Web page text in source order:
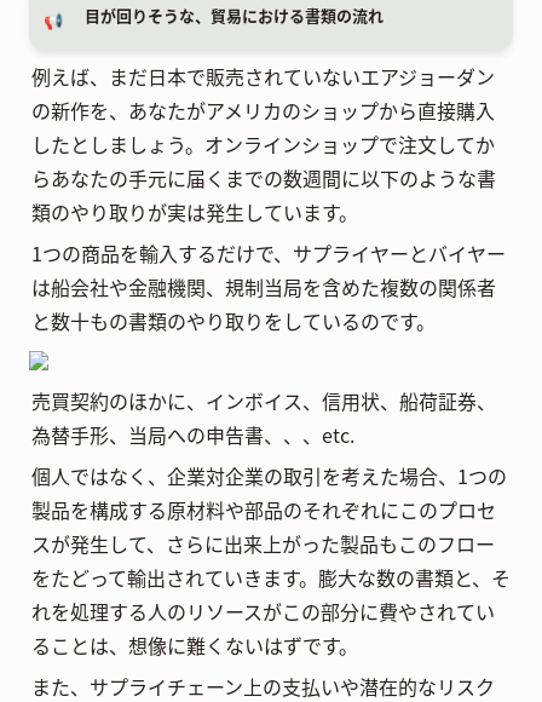
📢 目が回りそうな、貿易における書類の流れ
例えば、まだ日本で販売されていないエアジョーダン
の新作を、あなたがアメリカのショップから直接購入
したとしましょう。オンラインショップで注文してか
らあなたの手元に届くまでの数週間に以下のような書
類のやり取りが実は発生しています。
1つの商品を輸入するだけで、サプライヤーとバイヤー
は船会社や金融機関、規制当局を含めた複数の関係者
と数十もの書類のやり取りをしているのです。
売買契約のほかに、インボイス、信用状、船荷証券、
為替手形、当局への申告書、、、etc.
個人ではなく、企業対企業の取引を考えた場合、1つの
製品を構成する原材料や部品のそれぞれにこのプロセ
スが発生して、さらに出来上がった製品もこのフロー
をたどって輸出されていきます。膨大な数の書類と、そ
れを処理する人のリソースがこの部分に費やされてい
ることは、想像に難くないはずです。
また、サプライチェーン上の支払いや潜在的なリスク